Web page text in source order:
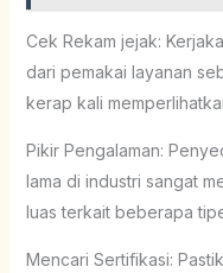
Cek Rekam jejak:
dari pemakai layanan
kerap kali
Pikir Pengalaman:
lama di industri sangat
luas terkait beberapa
Mencari Sertifikasi: